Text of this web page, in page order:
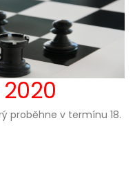
proběhne v termínu 18.